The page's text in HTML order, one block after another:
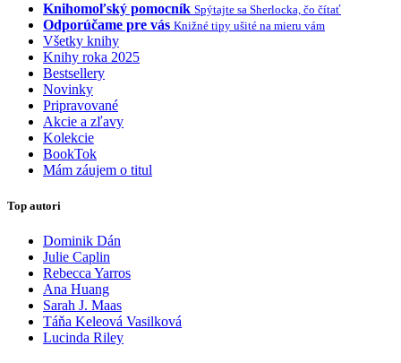
Knihomoľský pomocník Spýtajte sa Sherlocka, čo čítať
Odporúčame pre vás Knižné tipy ušité na mieru vám
Všetky knihy
Knihy roka 2025
Bestsellery
Novinky
Pripravované
Akcie a zľavy
Kolekcie
BookTok
Mám záujem o titul
Top autori
Dominik Dán
Julie Caplin
Rebecca Yarros
Ana Huang
Sarah J. Maas
Táňa Keleová Vasilková
Lucinda Riley